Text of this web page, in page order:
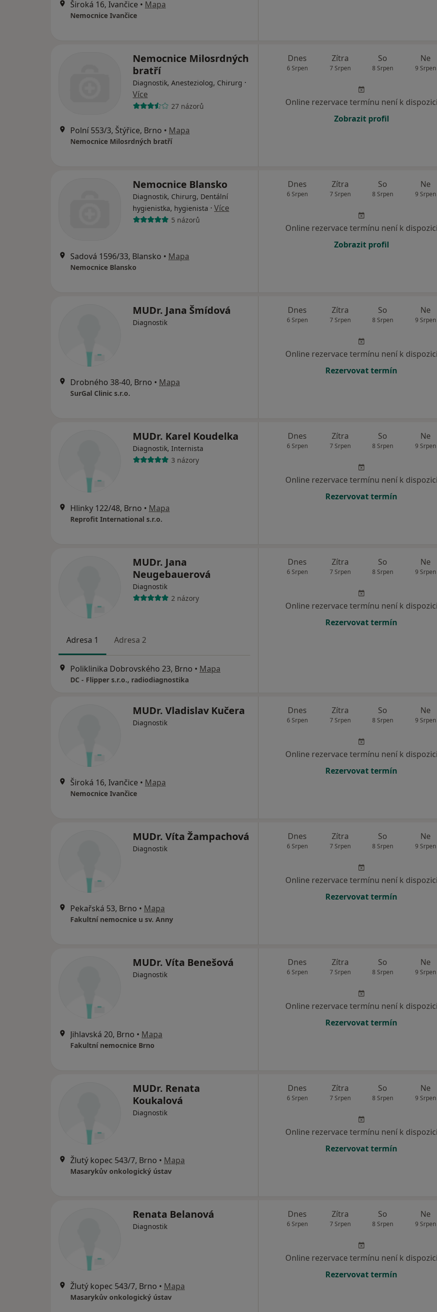
Široká 16, Ivančice • Mapa
Nemocnice Ivančice
Nemocnice Milosrdných
bratří
Diagnostik, Anesteziolog, Chirurg ·
Více
27 názorů
Polní 553/3, Štýřice, Brno • Mapa
Nemocnice Milosrdných bratří
Dnes
6 Srpen
Zítra
7 Srpen
So
8 Srpen
Ne
9 Srpen
Online rezervace termínu není k dispozici
Zobrazit profil
Nemocnice Blansko
Diagnostik, Chirurg, Dentální
hygienistka, hygienista · Více
5 názorů
Sadová 1596/33, Blansko • Mapa
Nemocnice Blansko
Dnes
6 Srpen
Zítra
7 Srpen
So
8 Srpen
Ne
9 Srpen
Online rezervace termínu není k dispozici
Zobrazit profil
MUDr. Jana Šmídová
Diagnostik
Drobného 38-40, Brno • Mapa
SurGal Clinic s.r.o.
Dnes
6 Srpen
Zítra
7 Srpen
So
8 Srpen
Ne
9 Srpen
Online rezervace termínu není k dispozici
Rezervovat termín
MUDr. Karel Koudelka
Diagnostik, Internista
3 názory
Hlinky 122/48, Brno • Mapa
Reprofit International s.r.o.
Dnes
6 Srpen
Zítra
7 Srpen
So
8 Srpen
Ne
9 Srpen
Online rezervace termínu není k dispozici
Rezervovat termín
MUDr. Jana
Neugebauerová
Diagnostik
2 názory
Adresa 1 Adresa 2
Poliklinika Dobrovského 23, Brno • Mapa
DC - Flipper s.r.o., radiodiagnostika
Dnes
6 Srpen
Zítra
7 Srpen
So
8 Srpen
Ne
9 Srpen
Online rezervace termínu není k dispozici
Rezervovat termín
MUDr. Vladislav Kučera
Diagnostik
Široká 16, Ivančice • Mapa
Nemocnice Ivančice
Dnes
6 Srpen
Zítra
7 Srpen
So
8 Srpen
Ne
9 Srpen
Online rezervace termínu není k dispozici
Rezervovat termín
MUDr. Víta Žampachová
Diagnostik
Pekařská 53, Brno • Mapa
Fakultní nemocnice u sv. Anny
Dnes
6 Srpen
Zítra
7 Srpen
So
8 Srpen
Ne
9 Srpen
Online rezervace termínu není k dispozici
Rezervovat termín
MUDr. Víta Benešová
Diagnostik
Jihlavská 20, Brno • Mapa
Fakultní nemocnice Brno
Dnes
6 Srpen
Zítra
7 Srpen
So
8 Srpen
Ne
9 Srpen
Online rezervace termínu není k dispozici
Rezervovat termín
MUDr. Renata
Koukalová
Diagnostik
Žlutý kopec 543/7, Brno • Mapa
Masarykův onkologický ústav
Dnes
6 Srpen
Zítra
7 Srpen
So
8 Srpen
Ne
9 Srpen
Online rezervace termínu není k dispozici
Rezervovat termín
Renata Belanová
Diagnostik
Žlutý kopec 543/7, Brno • Mapa
Masarykův onkologický ústav
Dnes
6 Srpen
Zítra
7 Srpen
So
8 Srpen
Ne
9 Srpen
Online rezervace termínu není k dispozici
Rezervovat termín